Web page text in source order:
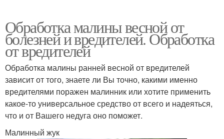
Обработка малины весной от
болезней и вредителей. Обработка
от вредителей
Обработка малины ранней весной от вредителей
зависит от того, знаете ли Вы точно, какими именно
вредителями поражен малинник или хотите применить
какое-то универсальное средство от всего и надеяться,
что и от Вашего недуга оно поможет.
Малинный жук